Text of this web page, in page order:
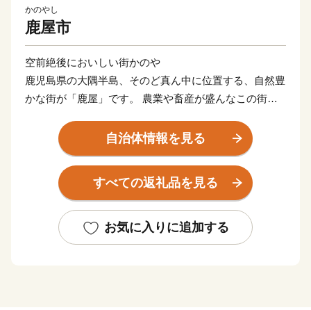
かのやし
鹿屋市
空前絶後においしい街かのや
鹿児島県の大隅半島、そのど真ん中に位置する、自然豊
かな街が「鹿屋」です。 農業や畜産が盛んなこの街
「おいしい」ふるさと納税の返礼品があります。 ま
た、その暮らしやすさから、人口10万人以上の街で合計
特殊出生率１位、学校や病院も充実しているなど、暮ら
す場所としても、おいしい街です。 そんな豊かな自然
黒豚を中心とした農畜産物をお礼の特産品として提供い
たします。
自治体情報を見る
すべての返礼品を見る
お気に入りに追加する